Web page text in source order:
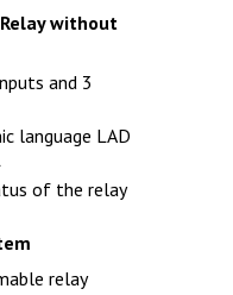
without
and 3
language LAD
of the relay
relay